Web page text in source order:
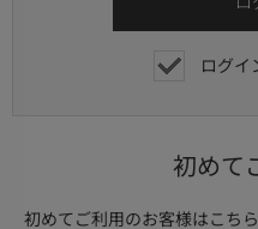
ログイ
初めて
初めてご利用のお客様はこち